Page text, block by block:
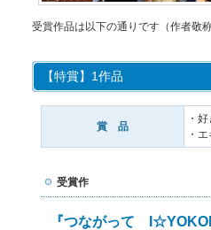
受賞作品は以下の通りです（作者敬称
【特賞】1作品
賞 品
・
・
受賞作
『つながって